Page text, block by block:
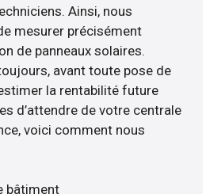
Ainsi, nous
mesurer précisément
de panneaux solaires.
avant toute pose de
la rentabilité future
d’attendre de votre centrale
voici comment nous
bâtiment